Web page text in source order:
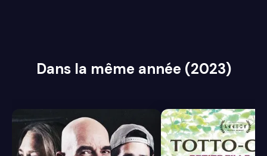
Dans la même année (2023)